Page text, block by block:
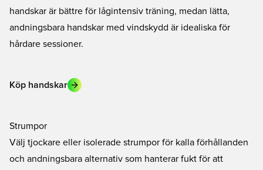
handskar är bättre för lågintensiv träning, medan lätta,
andningsbara handskar med vindskydd är idealiska för
hårdare sessioner.
Köp handskar
Strumpor
Välj tjockare eller isolerade strumpor för kalla förhållanden
och andningsbara alternativ som hanterar fukt för att